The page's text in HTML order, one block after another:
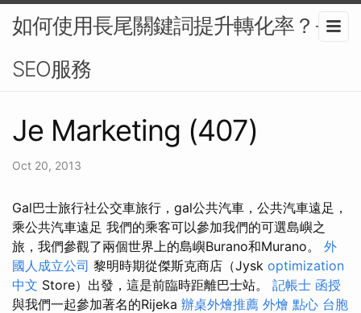
如何使用長尾關鍵詞提升轉化率？-
SEO服務
Je Marketing (407)
Oct 20, 2013
Gal巴士旅行社公交車旅行，gal公共汽車，公共汽車遠足，
乘公共汽車遠足 我們的乘客可以參加我們的可選島嶼之
旅，我們參觀了兩個世界上的島嶼Burano和Murano。 外
國人成立公司 黎明時期從傑斯克商店（Jysk optimization
中文 Store）出發，這是前臨時距離巴士站。 記帳士 函授
與我們一起參加著名的Rijeka 辦桌外燴推薦 外燴 點心 台胞